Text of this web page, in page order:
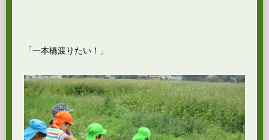
「一本橋渡りたい！」